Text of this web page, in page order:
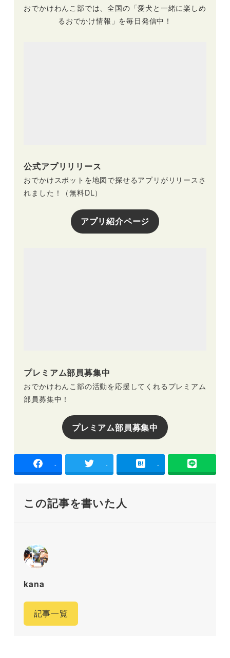
おでかけわんこ部では、全国の「愛犬と一緒に楽しめ
るおでかけ情報」を毎日発信中！
公式アプリリリース
おでかけスポットを地図で探せるアプリがリリースさ
れました！（無料DL）
アプリ紹介ページ
プレミアム部員募集中
おでかけわんこ部の活動を応援してくれるプレミアム
部員募集中！
プレミアム部員募集中
- - -
この記事を書いた人
kana
記事一覧